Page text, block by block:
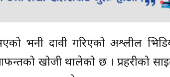
भनी दावी गरिएको अश्लील
खोजी थालेको छ । प्रहरीको